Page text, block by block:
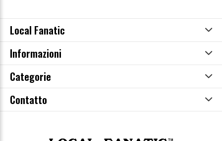
Local Fanatic
Informazioni
Categorie
Contatto